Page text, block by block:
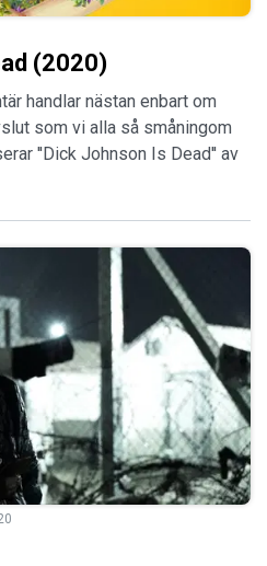
(2020)
handlar nästan enbart om
som vi alla så småningom
''Dick Johnson Is Dead'' av